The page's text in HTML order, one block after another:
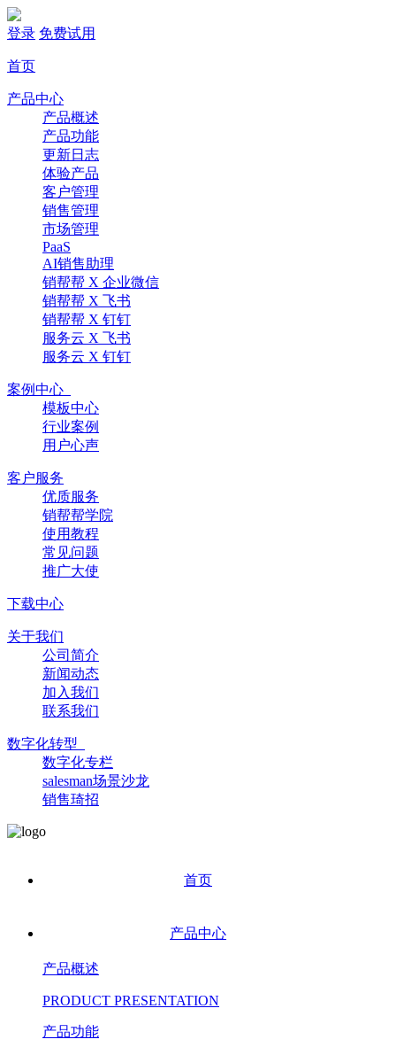
登录 免费试用
首页
产品中心
产品概述
产品功能
更新日志
体验产品
客户管理
销售管理
市场管理
PaaS
AI销售助理
销帮帮 X 企业微信
销帮帮 X 飞书
销帮帮 X 钉钉
服务云 X 飞书
服务云 X 钉钉
案例中心
模板中心
行业案例
用户心声
客户服务
优质服务
销帮帮学院
使用教程
常见问题
推广大使
下载中心
关于我们
公司简介
新闻动态
加入我们
联系我们
数字化转型
数字化专栏
salesman场景沙龙
销售琦招
首页
产品中心
产品概述
PRODUCT PRESENTATION
产品功能